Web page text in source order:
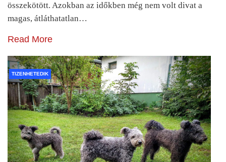
összekötött. Azokban az időkben még nem volt divat a
magas, átláthatatlan…
Read More
TIZENHETEDIK